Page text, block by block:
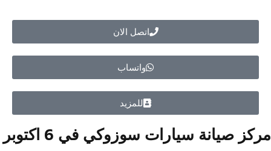
اتصل الان
واتساب
للمزيد
مركز صيانة سيارات سوزوكي في 6 اكتوبر